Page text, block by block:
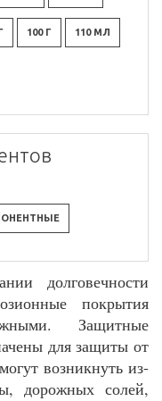
100 Г 110 МЛ
долговечности
покрытия
Защитные
для защиты от
возникнуть из-
дорожных солей,